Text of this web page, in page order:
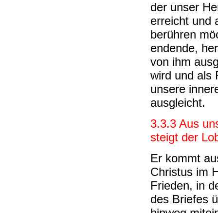
der unser
erreicht und
berühren
endende,
von ihm
wird und als
unsere
ausgleicht.
3.3.3 Aus
steigt der
Er kommt
Christus im
Frieden, in
des Briefes